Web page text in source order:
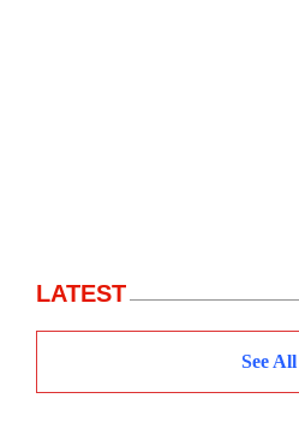
LATEST
See All